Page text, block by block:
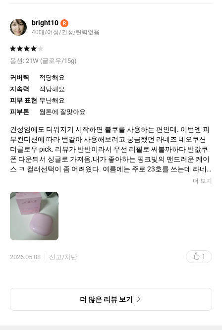
요
bright10 R
40대/여성/건성/탄력없음
옵션: 21W (글로우/15g)
커버력
적당해요
지속력
적당해요
피부 표현 무난해요
피부톤
웜톤에 잘맞아요
건성임에도 더워지기 시작하면 블쿠를 사용하는 편인데. 이번엔 피
부컨디션에 따라 번갈아 사용해보려고 궁금했던 라네즈 네오쿠션
더글로우 pick. 리뷰가 반반이라서 우선 리필로 써볼까하다 반값쿠
폰 다운되서 싱글로 가져옴.내가 좋아하는 핑크빛의 맨드러운 케이
스 ㅋ 컬러선택이 좀 어려웠다. 여름에는 주로 23호를 쓰는데 라네
즈 21w는 피부에 올렸을때 밝으면서 차분하게 톤을 정리해주는게
더 보기
2026.05.08 신고/차단 1
더 많은 리뷰 보기